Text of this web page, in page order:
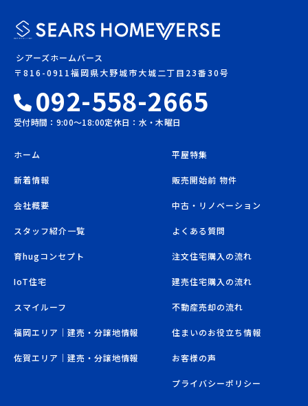
シアーズホームバース
〒816-0911福岡県大野城市大城二丁目23番30号
092-558-2665
受付時間：9:00〜18:00定休日：水・木曜日
ホーム
新着情報
会社概要
スタッフ紹介一覧
育hugコンセプト
IoT住宅
スマイルーフ
福岡エリア｜建売・分譲地情報
佐賀エリア｜建売・分譲地情報
平屋特集
販売開始前 物件
中古・リノベーション
よくある質問
注文住宅購入の流れ
建売住宅購入の流れ
不動産売却の流れ
住まいのお役立ち情報
お客様の声
プライバシーポリシー